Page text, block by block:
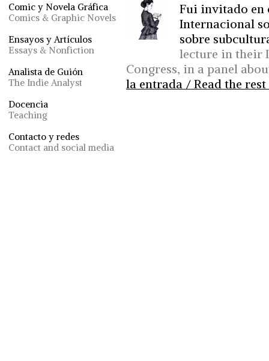
Comic y Novela Gráfica
Comics & Graphic Novels
Ensayos y Artículos
Essays & Nonfiction
Analista de Guión
The Indie Analyst
Docencia
Teaching
Contacto y redes
Contact and social media
Fui invitado en
Internacional
sobre
lecture in their
Congress, in a panel
la entrada / Read the